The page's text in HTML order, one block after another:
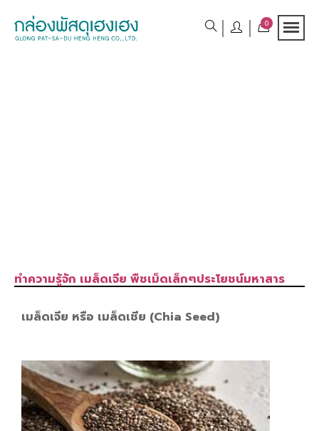
0
ทำความรู้จัก เมล็ดเจีย พืชเม็ดเล็กๆประโยชน์มหาสาร
เมล็ดเจีย หรือ เมล็ดเชีย (Chia Seed)